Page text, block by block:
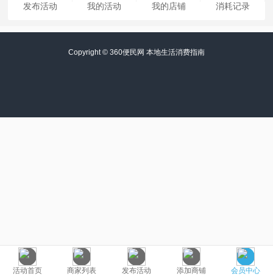
发布活动 我的活动 我的店铺 消耗记录
活动首页 商家列表 发布活动 添加商铺 会员中心
Copyright © 360便民网 本地生活消费指南